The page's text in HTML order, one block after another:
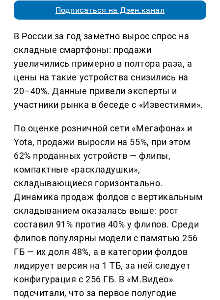
Подписаться на Дзен.канал
В России за год заметно вырос спрос на
складные смартфоны: продажи
увеличились примерно в полтора раза, а
цены на такие устройства снизились на
20–40%. Данные привели эксперты и
участники рынка в беседе с «Известиями».
По оценке розничной сети «Мегафона» и
Yota, продажи выросли на 55%, при этом
62% проданных устройств — флипы,
компактные «раскладушки»,
складывающиеся горизонтально.
Динамика продаж фолдов с вертикальным
складыванием оказалась выше: рост
составил 91% против 40% у флипов. Среди
флипов популярны модели с памятью 256
ГБ — их доля 48%, а в категории фолдов
лидирует версия на 1 ТБ, за ней следует
конфигурация с 256 ГБ. В «М.Видео»
подсчитали, что за первое полугодие